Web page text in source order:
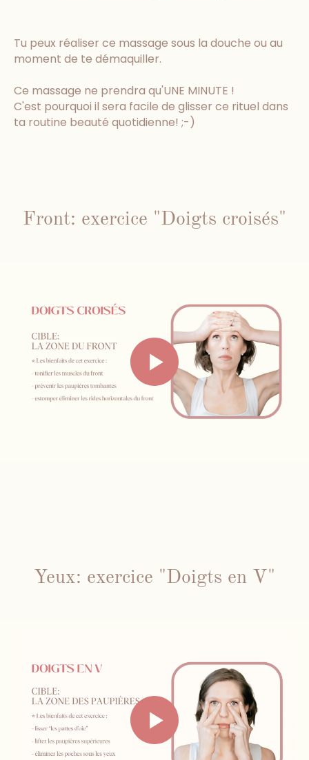
Tu peux réaliser ce massage sous la douche ou au
moment de te démaquiller.
Ce massage ne prendra qu'UNE MINUTE !
C'est pourquoi il sera facile de glisser ce rituel dans
ta routine beauté quotidienne! ;-)
Front: exercice "Doigts croisés"
Yeux: exercice "Doigts en V"